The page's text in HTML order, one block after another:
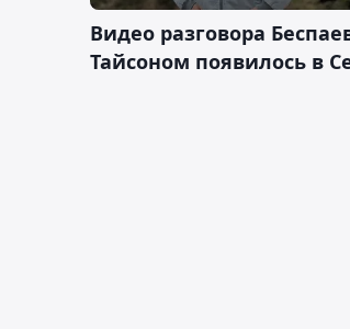
Видео разговора
Тайсоном появилось в